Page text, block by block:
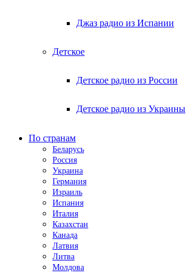
Джаз радио из Испании
Детское
Детское радио из России
Детское радио из Украины
По странам
Беларусь
Россия
Украина
Германия
Израиль
Испания
Италия
Казахстан
Канада
Латвия
Литва
Молдова